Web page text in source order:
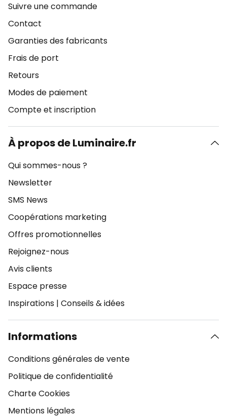
Suivre une commande
Contact
Garanties des fabricants
Frais de port
Retours
Modes de paiement
Compte et inscription
À propos de Luminaire.fr
Qui sommes-nous ?
Newsletter
SMS News
Coopérations marketing
Offres promotionnelles
Rejoignez-nous
Avis clients
Espace presse
Inspirations | Conseils & idées
Informations
Conditions générales de vente
Politique de confidentialité
Charte Cookies
Mentions légales